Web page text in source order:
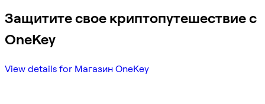
Защитите свое криптопутешествие с
OneKey
View details for Магазин OneKey